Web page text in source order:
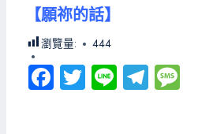
【願祢的話】
瀏覽量: 444
Fa
ce
T
wi
Li
ne
Te
le